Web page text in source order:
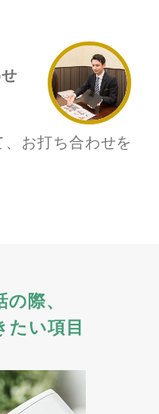
お打ち合わせを
際、
たい項目